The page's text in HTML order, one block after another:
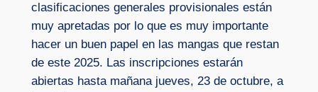
clasificaciones generales provisionales están
muy apretadas por lo que es muy importante
hacer un buen papel en las mangas que restan
de este 2025. Las inscripciones estarán
abiertas hasta mañana jueves, 23 de octubre, a